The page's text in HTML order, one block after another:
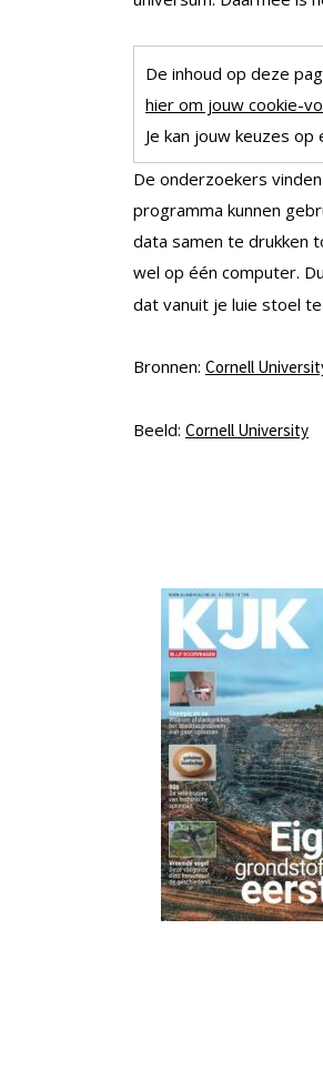
De inhoud op deze
hier om jouw cookie-
Je kan jouw keuzes
De onderzoekers
programma kunnen
data samen te drukken
wel op één computer.
dat vanuit je luie stoel
Bronnen: Cornell
Beeld: Cornell University